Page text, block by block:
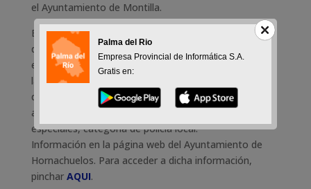
el Ayuntamiento de Montilla.
En el BOP nº 157 se publicaron las bases del proceso
de selección para la provisión en propiedad, mediante
el sistema de oposición libre, de 3 plazas vacantes en
la plantilla de personal funcionario del Ayuntamiento
de Hornachuelos, perteneciente a la escala de
administración especial, subescala de servicios
especiales, categoría de policía local.
Información en la página web del Ayuntamiento de
Hornachuelos. Para acceder a dicha información,
pinchar AQUI.
Palma del Rio
Empresa Provincial de Informática S.A.
Gratis en: